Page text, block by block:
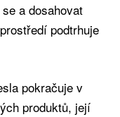
a dosahovat
podtrhuje
pokračuje v
produktů, její